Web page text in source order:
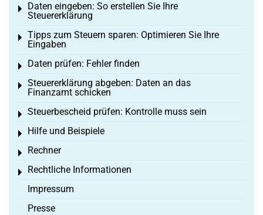
Daten eingeben: So erstellen Sie Ihre
Steuererklärung
Toggle menu
Tipps zum Steuern sparen: Optimieren Sie Ihre
Eingaben
Toggle menu
Daten prüfen: Fehler finden
Toggle menu
Steuererklärung abgeben: Daten an das
Finanzamt schicken
Toggle menu
Steuerbescheid prüfen: Kontrolle muss sein
Toggle menu
Hilfe und Beispiele
Toggle menu
Rechner
Toggle menu
Rechtliche Informationen
Toggle menu
Impressum
Presse